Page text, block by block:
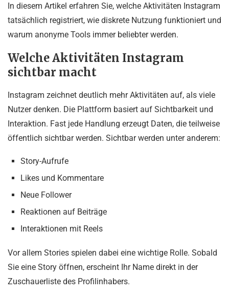
In diesem Artikel erfahren Sie, welche Aktivitäten Instagram
tatsächlich registriert, wie diskrete Nutzung funktioniert und
warum anonyme Tools immer beliebter werden.
Welche Aktivitäten Instagram
sichtbar macht
Instagram zeichnet deutlich mehr Aktivitäten auf, als viele
Nutzer denken. Die Plattform basiert auf Sichtbarkeit und
Interaktion. Fast jede Handlung erzeugt Daten, die teilweise
öffentlich sichtbar werden. Sichtbar werden unter anderem:
Story-Aufrufe
Likes und Kommentare
Neue Follower
Reaktionen auf Beiträge
Interaktionen mit Reels
Vor allem Stories spielen dabei eine wichtige Rolle. Sobald
Sie eine Story öffnen, erscheint Ihr Name direkt in der
Zuschauerliste des Profilinhabers.